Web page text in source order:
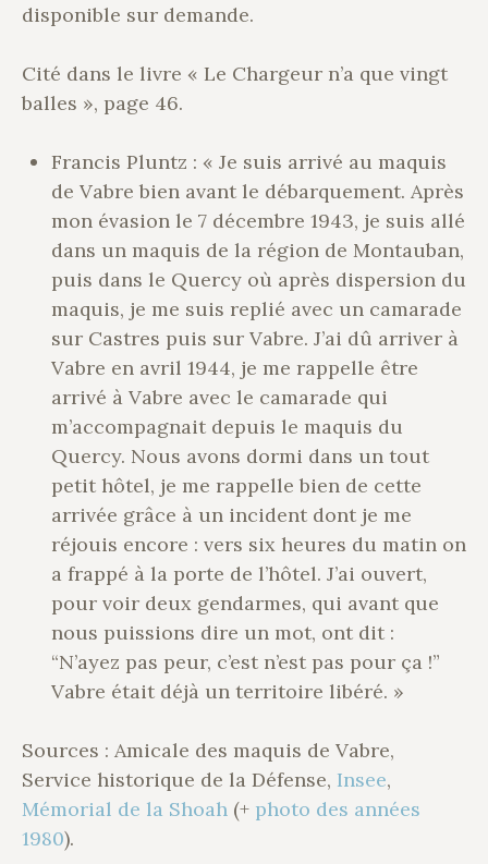
disponible sur demande.
Cité dans le livre « Le Chargeur n’a que vingt
balles », page 46.
Francis Pluntz : « Je suis arrivé au maquis
de Vabre bien avant le débarquement. Après
mon évasion le 7 décembre 1943, je suis allé
dans un maquis de la région de Montauban,
puis dans le Quercy où après dispersion du
maquis, je me suis replié avec un camarade
sur Castres puis sur Vabre. J’ai dû arriver à
Vabre en avril 1944, je me rappelle être
arrivé à Vabre avec le camarade qui
m’accompagnait depuis le maquis du
Quercy. Nous avons dormi dans un tout
petit hôtel, je me rappelle bien de cette
arrivée grâce à un incident dont je me
réjouis encore : vers six heures du matin on
a frappé à la porte de l’hôtel. J’ai ouvert,
pour voir deux gendarmes, qui avant que
nous puissions dire un mot, ont dit :
“N’ayez pas peur, c’est n’est pas pour ça !”
Vabre était déjà un territoire libéré. »
Sources : Amicale des maquis de Vabre,
Service historique de la Défense, Insee,
Mémorial de la Shoah (+ photo des années
1980).